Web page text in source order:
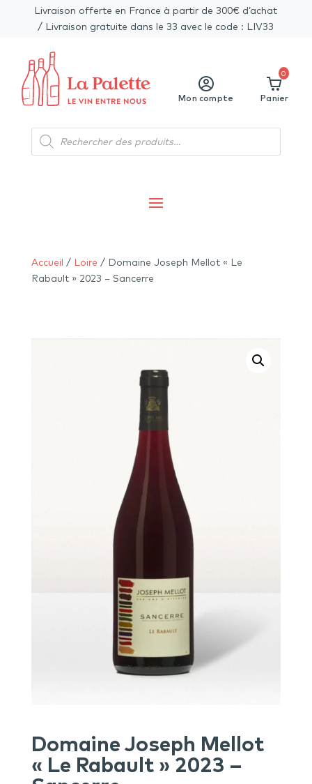
Livraison offerte en France à partir de 300€ d’achat
/ Livraison gratuite dans le 33 avec le code : LIV33
Mon compte Panier
0
Recherche
de
produits
Accueil / Loire / Domaine Joseph Mellot « Le
Rabault » 2023 – Sancerre
Domaine Joseph Mellot
« Le Rabault » 2023 –